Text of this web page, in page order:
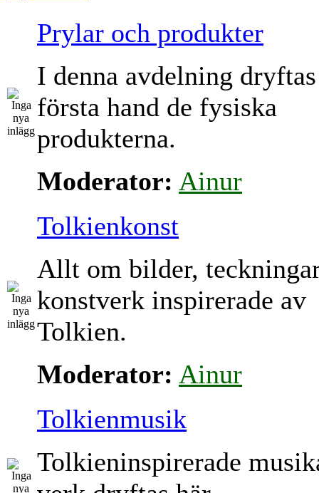
Prylar och produkter
I denna avdelning
första hand de fysiska
produkterna.
Moderator: Ainur
Tolkienkonst
Allt om bilder,
konstverk inspirerade av
Tolkien.
Moderator: Ainur
Tolkienmusik
Tolkieninspirerade